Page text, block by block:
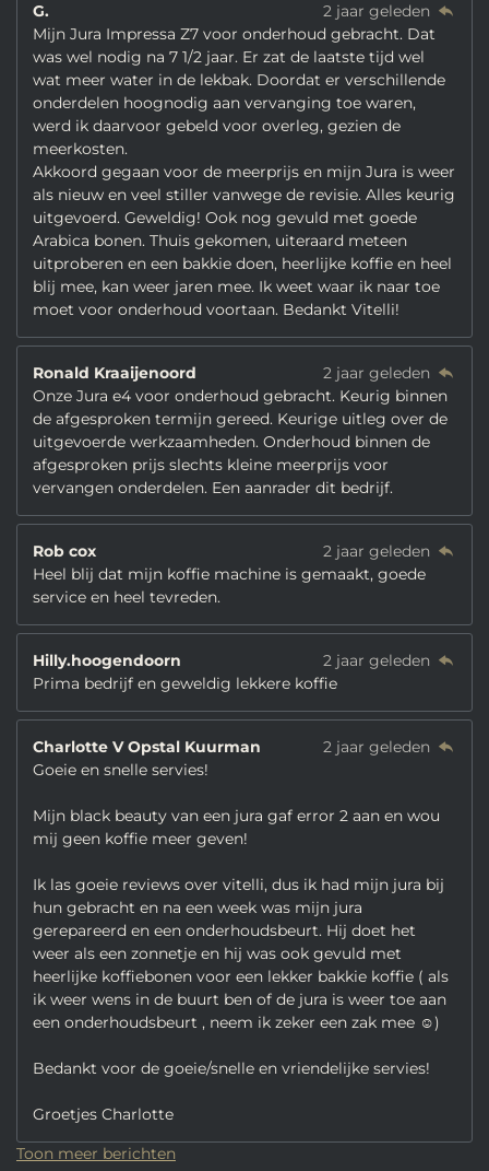
G.
2 jaar geleden
Mijn Jura Impressa Z7 voor onderhoud gebracht. Dat
was wel nodig na 7 1/2 jaar. Er zat de laatste tijd wel
wat meer water in de lekbak. Doordat er verschillende
onderdelen hoognodig aan vervanging toe waren,
werd ik daarvoor gebeld voor overleg, gezien de
meerkosten.
Akkoord gegaan voor de meerprijs en mijn Jura is weer
als nieuw en veel stiller vanwege de revisie. Alles keurig
uitgevoerd. Geweldig! Ook nog gevuld met goede
Arabica bonen. Thuis gekomen, uiteraard meteen
uitproberen en een bakkie doen, heerlijke koffie en heel
blij mee, kan weer jaren mee. Ik weet waar ik naar toe
moet voor onderhoud voortaan. Bedankt Vitelli!
Ronald Kraaijenoord
2 jaar geleden
Onze Jura e4 voor onderhoud gebracht. Keurig binnen
de afgesproken termijn gereed. Keurige uitleg over de
uitgevoerde werkzaamheden. Onderhoud binnen de
afgesproken prijs slechts kleine meerprijs voor
vervangen onderdelen. Een aanrader dit bedrijf.
Rob cox
2 jaar geleden
Heel blij dat mijn koffie machine is gemaakt, goede
service en heel tevreden.
Hilly.hoogendoorn
2 jaar geleden
Prima bedrijf en geweldig lekkere koffie
Charlotte V Opstal Kuurman
2 jaar geleden
Goeie en snelle servies!
Mijn black beauty van een jura gaf error 2 aan en wou
mij geen koffie meer geven!
Ik las goeie reviews over vitelli, dus ik had mijn jura bij
hun gebracht en na een week was mijn jura
gerepareerd en een onderhoudsbeurt. Hij doet het
weer als een zonnetje en hij was ook gevuld met
heerlijke koffiebonen voor een lekker bakkie koffie ( als
ik weer wens in de buurt ben of de jura is weer toe aan
een onderhoudsbeurt , neem ik zeker een zak mee ☺️)
Bedankt voor de goeie/snelle en vriendelijke servies!
Groetjes Charlotte
Toon meer berichten